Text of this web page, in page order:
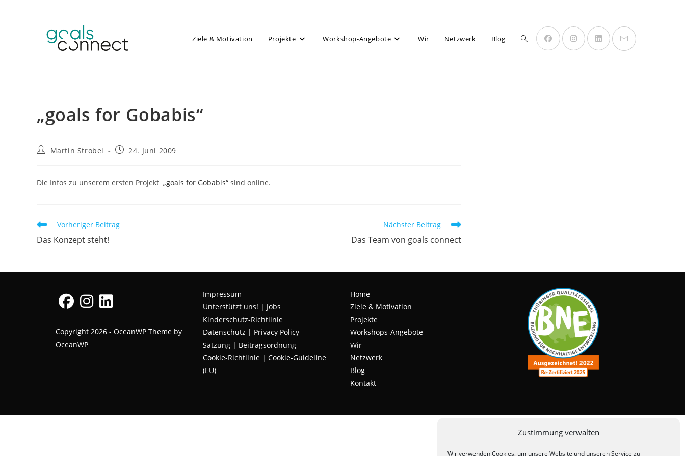
Zustimmung verwalten
Wir verwenden Cookies, um unsere Website und unseren Service zu
Ziele & Motivation Projekte Workshop-Angebote Wir Netzwerk Blog Website-
„goals for Gobabis“
Beitrags-
Martin Strobel
Beitrag24. Juni 2009
Die Infos zu unserem ersten Projekt „goals for Gobabis“ sind online.
Weitere
ansehen
Vorheriger Beitrag
Das Konzept steht!
Nächster Beitrag
Das Team von goals connect
in
a
in
a
in
Copyright 2026 - OceanWP Theme by
OceanWP
Impressum
Unterstützt uns! | Jobs
Kinderschutz-Richtlinie
Datenschutz | Privacy Policy
Satzung | Beitragsordnung
Cookie-Richtlinie | Cookie-Guideline
(EU)
Home
Ziele & Motivation
Projekte
Workshops-Angebote
Wir
Netzwerk
Blog
Kontakt